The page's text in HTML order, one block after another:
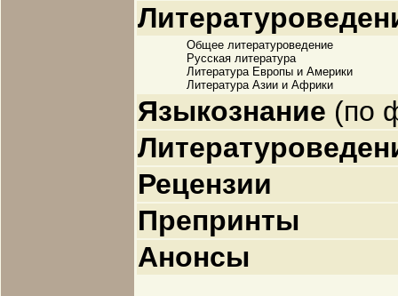
Общее литературоведение
Русская литература
Литература Европы и Америки
Литература Азии и Африки
Языкознание (по
Рецензии
Препринты
Анонсы